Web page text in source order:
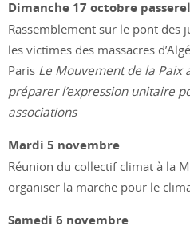
Dimanche 17 octobre
Rassemblement sur le pont des
les victimes des massacres
Paris Le Mouvement de la Paix
préparer l’expression unitaire
associations
Mardi 5 novembre
Réunion du collectif climat à la
organiser la marche pour le
Samedi 6 novembre